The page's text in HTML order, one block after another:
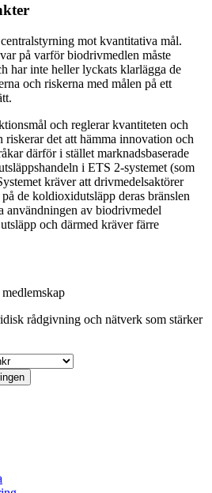
mot kvantitativa mål.
på varför biodrivmedlen måste
har inte heller lyckats klarlägga de
och riskerna med målen på ett
och reglerar kvantiteten och
det att hämma innovation och
därför i stället marknadsbaserade
i ETS 2-systemet (som
kräver att drivmedelsaktörer
de koldioxidutsläpp deras bränslen
användningen av biodrivmedel
och därmed kräver färre
rådgivning och nätverk som stärker